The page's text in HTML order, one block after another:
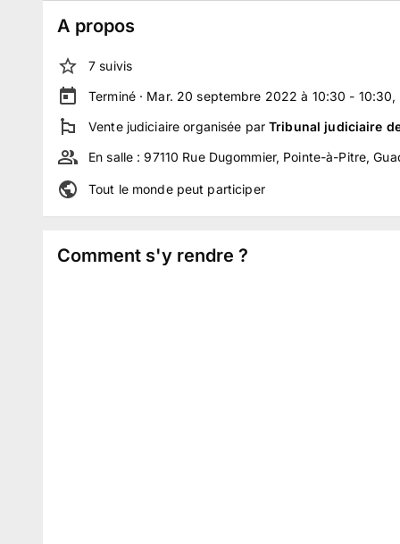
A propos
7 suivis
Terminé · Mar. 20 septembre 2022 à 10:30 - 10:30,
Vente judiciaire organisée parTribunal judiciaire
En salle :97110 Rue Dugommier, Pointe-à-Pitre,
Tout le monde peut participer
Comment s'y rendre ?